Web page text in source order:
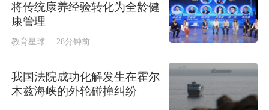
将传统康养经验转化为全龄健
康管理
教育星球 28分钟前
我国法院成功化解发生在霍尔
木兹海峡的外轮碰撞纠纷